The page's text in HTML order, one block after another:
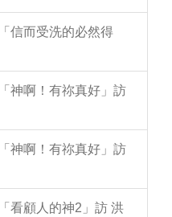
信而受洗的必然得
神啊！有祢真好」訪
神啊！有祢真好」訪
看顧人的神2」訪 洪